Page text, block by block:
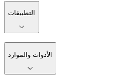
التطبيقات
الأدوات والموارد